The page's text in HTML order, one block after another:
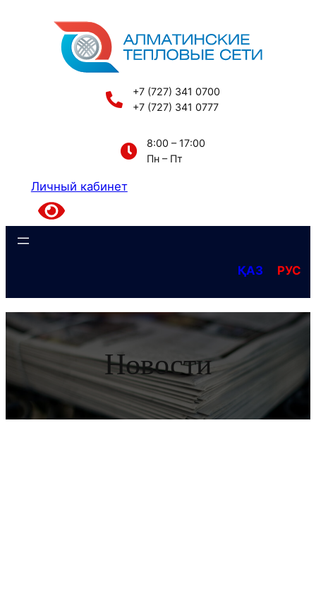
содержимому
+7 (727) 341 0700
+7 (727) 341 0777
8:00 – 17:00
Пн – Пт
Личный кабинет
ҚАЗ РУС
Новости